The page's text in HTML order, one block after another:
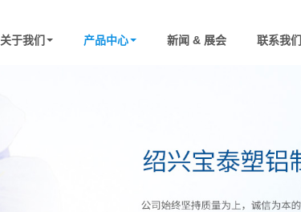
关于我们 产品中心 新闻 & 展会 联系我们